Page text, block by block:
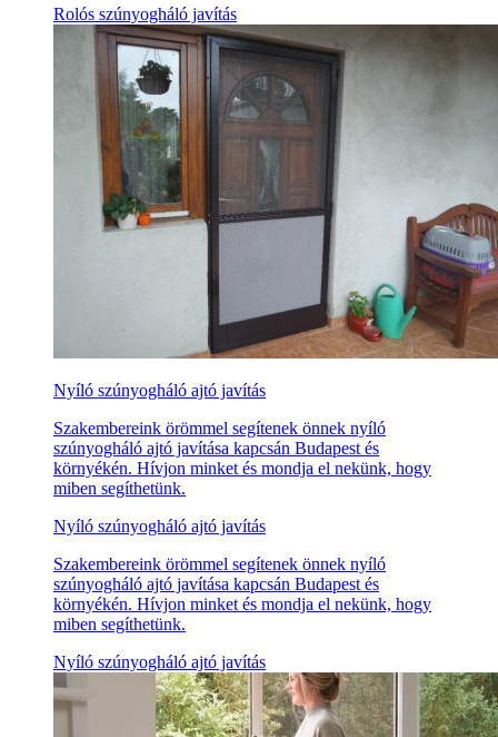
Rolós szúnyogháló javítás
Nyíló szúnyogháló ajtó javítás
Szakembereink örömmel segítenek önnek nyíló
szúnyogháló ajtó javítása kapcsán Budapest és
környékén. Hívjon minket és mondja el nekünk, hogy
miben segíthetünk.
Nyíló szúnyogháló ajtó javítás
Szakembereink örömmel segítenek önnek nyíló
szúnyogháló ajtó javítása kapcsán Budapest és
környékén. Hívjon minket és mondja el nekünk, hogy
miben segíthetünk.
Nyíló szúnyogháló ajtó javítás